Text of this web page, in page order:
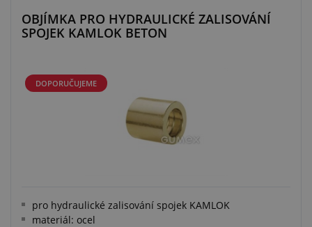
OBJÍMKA PRO HYDRAULICKÉ ZALISOVÁNÍ
SPOJEK KAMLOK BETON
DOPORUČUJEME
pro hydraulické zalisování spojek KAMLOK
materiál: ocel